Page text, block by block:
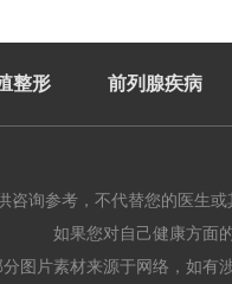
整形 前列腺疾病
咨询参考，不代替您的医生
如果您对自己健康方面
图片素材来源于网络，如有